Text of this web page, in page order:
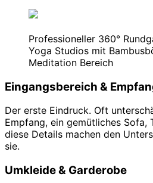
Professioneller 360°
Yoga Studios mit
Meditation Bereich
Eingangsbereich &
Der erste Eindruck. Oft
Empfang, ein gemütliches Sofa,
diese Details machen den
sie.
Umkleide & Garderobe